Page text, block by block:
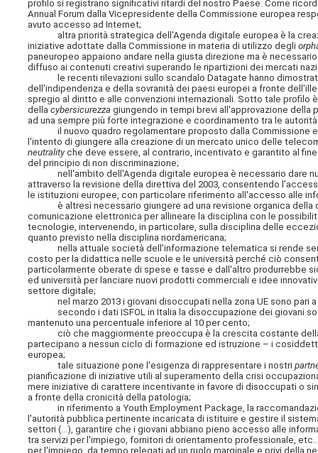
profilo si registrano significativi ritardi del nostro Paese. Come
Annual Forum dalla Vicepresidente della Commissione europea
avuto accesso ad Internet;
altra priorità strategica dell'Agenda digitale europea è la
iniziative adottate dalla Commissione in materia di utilizzo degli
paneuropeo appaiono andare nella giusta direzione ma è
diffuso ai contenuti creativi superando le ripartizioni dei mercati
le recenti rilevazioni sullo scandalo Datagate hanno
dell'indipendenza e della sovranità dei paesi europei a fronte
spregio al diritto e alle convenzioni internazionali. Sotto tale profilo
dellacybersicurezza giungendo in tempi brevi all'approvazione della
ad una sempre più forte integrazione e coordinamento tra le
il nuovo quadro regolamentare proposto dalla Commissione
l'intento di giungere alla creazione di un mercato unico delle
neutralityche deve essere, al contrario, incentivato e garantito al
del principio di non discriminazione;
nell'ambito dell'Agenda digitale europea è necessario dare
attraverso la revisione della direttiva del 2003, consentendo
le istituzioni europee, con particolare riferimento all'accesso alle
è altresì necessario giungere ad una revisione organica della
comunicazione elettronica per allineare la disciplina con le
tecnologie, intervenendo, in particolare, sulla disciplina delle
quanto previsto nella disciplina nordamericana;
nella attuale società dell'informazione telematica si rende
costo per la didattica nelle scuole e le università perché ciò
particolarmente oberate di spese e tasse e dall'altro produrrebbe
ed università per lanciare nuovi prodotti commerciali e idee
settore digitale;
nel marzo 2013 i giovani disoccupati nella zona UE sono pari a
secondo i dati ISFOL in Italia la disoccupazione dei giovani
mantenuto una percentuale inferiore al 10 per cento;
ciò che maggiormente preoccupa è la crescita costante della
partecipano a nessun ciclo di formazione ed istruzione – i
europea;
tale situazione pone l'esigenza di rappresentare i nostri
pianificazione di iniziative utili al superamento della crisi
mere iniziative di carattere incentivante in favore di disoccupati o
a fronte della cronicità della patologia;
in riferimento a Youth Employment Package, la
l'autorità pubblica pertinente incaricata di istituire e gestire il
settori (...), garantire che i giovani abbiano pieno accesso alle
tra servizi per l'impiego, fornitori di orientamento professionale,
per l'impiego, da tempo relegati ad un ruolo marginale e privi della